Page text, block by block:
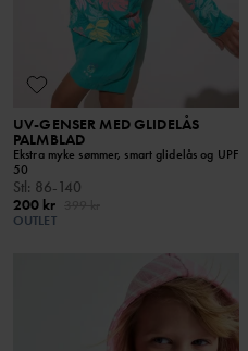
UV-GENSER MED GLIDELÅS
PALMBLAD
Ekstra myke sømmer, smart glidelås og UPF
50
Stl: 86-140
200 kr
OUTLET